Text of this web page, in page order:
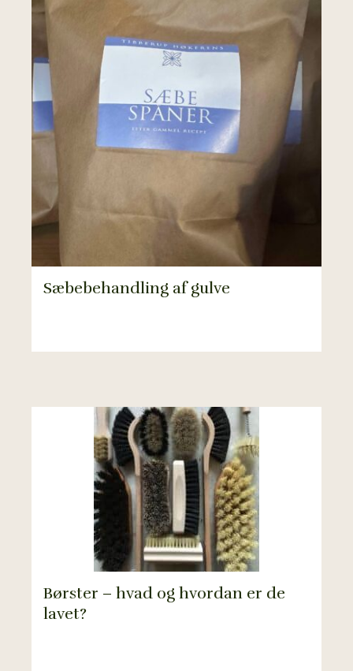
Sæbebehandling af gulve
Børster – hvad og hvordan er de
lavet?